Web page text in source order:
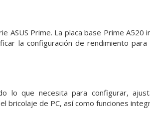
ASUS Prime. La placa base Prime
la configuración de rendimiento
lo que necesita para configurar,
bricolaje de PC, así como funciones